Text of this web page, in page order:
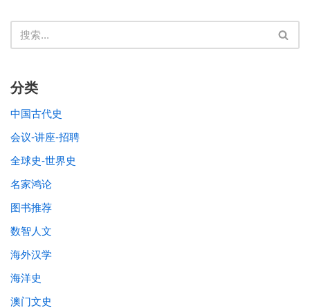
分类
中国古代史
会议-讲座-招聘
全球史-世界史
名家鸿论
图书推荐
数智人文
海外汉学
海洋史
澳门文史